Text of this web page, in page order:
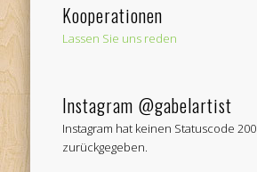
Kooperationen
Lassen Sie uns reden
Instagram @gabelartist
Instagram hat keinen Statuscode 200
zurückgegeben.